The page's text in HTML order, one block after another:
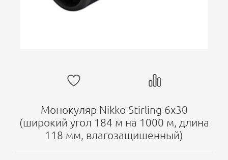
Монокуляр Nikko Stirling 6х30
(широкий угол 184 м на 1000 м, длина
118 мм, влагозащишенный)